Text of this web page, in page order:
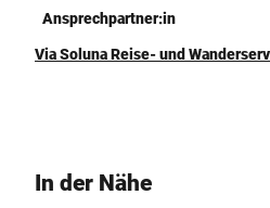
Ansprechpartner:in
Via Soluna Reise- und
In der Nähe